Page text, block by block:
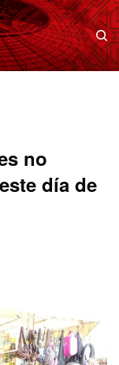
no
día de